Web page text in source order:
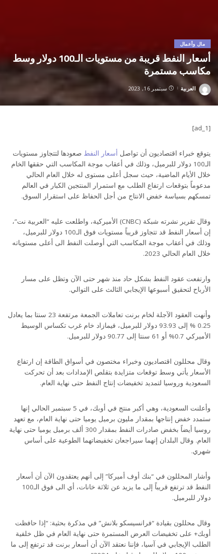
مال وأعمال
أسعار النفط قريبة من مستويات الـ100 دولار وسط
مكاسب مستمرة
Posted
by
العربية سبتمبر 16, 2023
[ad_1]
يتوقع خبراء اقتصاديون أن تواصل أسعار النفط صعودها لتتجاوز مستويات
الـ100 دولار للبرميل، وذلك في أعقاب موجة المكاسب التي حققها الخام
خلال الأيام الماضية، حيث سجل أعلى مستوى له خلال العام الحالي
مدعوماً بتوقعات ارتفاع الطلب مع استمرار المنتجين الكبار في العالم
تمسكهم بسياسة خفض الانتاج من أجل الحفاظ على استقرار السوق.
وقال تقرير نشرته شبكة (CNBC) الأميركية، واطلعت عليه “العربية نت”،
إن أسعار النفط قد تتجاوز قريباً مستويات فوق الـ100 دولار للبرميل،
وذلك في أعقاب موجة المكاسب التي أوصلت النفط الى أعلى مستوياته
خلال العام الحالي 2023.
وارتفعت عقود النفط بشكل حاد منذ شهر حتى الآن وتظل على مسار
الأرباح لتحقيق أسبوعها الإيجابي الثالث على التوالي.
وأنهت العقود الآجلة لخام برنت تعاملات الجمعة مرتفعة 23 سنتا بما يعادل
0.25 % إلى 93.93 دولار للبرميل، فيمازاد خام غرب تكساس الوسيط
الأميركي 0.7% أو 61 سنتا إلى 90.77 دولار للبرميل.
وقال محللون اقتصاديون وخبراء مختصون في أسواق الطاقة إن ارتفاع
الأسعار يأتي وسط توقعات متزايدة بتقلص الإمدادات بعد أن تحركت
السعودية وروسيا لتمديد تخفيضات إنتاج النفط حتى نهاية العام.
وأعلنت السعودية، وهي أكبر منتج في أوبك، في 5 سبتمبر الحالي إنها
ستمدد خفض إنتاجها بمقدار مليون برميل يوميا حتى نهاية العام، مع تعهد
روسيا أيضاً بخفض صادرات النفط بمقدار 300 ألف برميل يوميا حتى نهاية
العام. وقال البلدان إنهما سيراجعان تخفيضاتهما الطوعية على أساس
شهري.
وأشار المحللون في “بنك أوف أميركا” إلى أنهم يعتقدون الآن أن أسعار
النفط قد ترتفع قريباً إلى ما يزيد عن ثلاثة خانات، أي الى فوق الـ100
دولار للبرميل.
وقال محللون بقيادة “فرانسيسكو بلانش” في مذكرة بحثية: “إذا حافظت
أوبك+ على تخفيضات العرض المستمرة حتى نهاية العام في ظل خلفية
الطلب الإيجابي في آسيا، فإننا نعتقد الآن أن أسعار برنت قد ترتفع إلى ما